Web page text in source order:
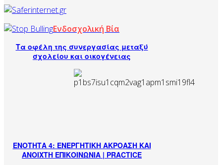
Ενδοσχολική Βία
Τα οφέλη της συνεργασίας μεταξύ
σχολείου και οικογένειας
ΕΝΟΤΗΤΑ 4: ΕΝΕΡΓΗΤΙΚΗ ΑΚΡΟΑΣΗ ΚΑΙ
ΑΝΟΙΧΤΗ ΕΠΙΚΟΙΝΩΝΙΑ | PRACTICE